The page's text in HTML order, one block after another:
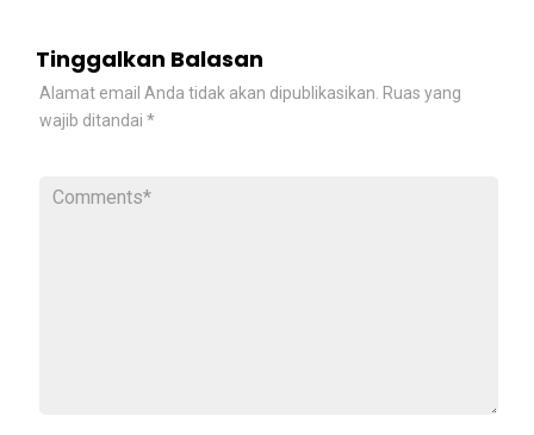
Tinggalkan Balasan
Alamat email Anda tidak akan dipublikasikan. Ruas yang
wajib ditandai *